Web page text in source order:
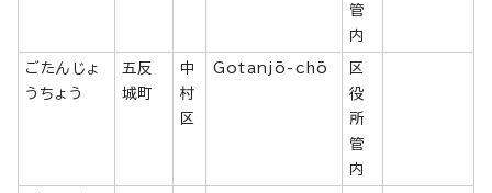
管
内
ごたんじょ
うちょう
五反
城町
中
村
区
Gotanjō-chō
区
役
所
管
内